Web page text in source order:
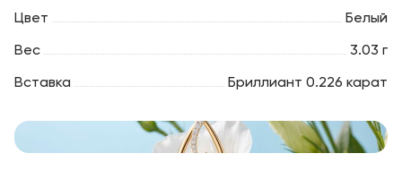
Цвет Белый
Вес 3.03 г
Вставка Бриллиант 0.226 карат